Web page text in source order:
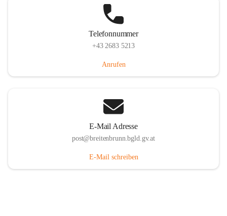
Telefonnummer
+43 2683 5213
Anrufen
E-Mail Adresse
post@breitenbrunn.bgld.gv.at
E-Mail schreiben